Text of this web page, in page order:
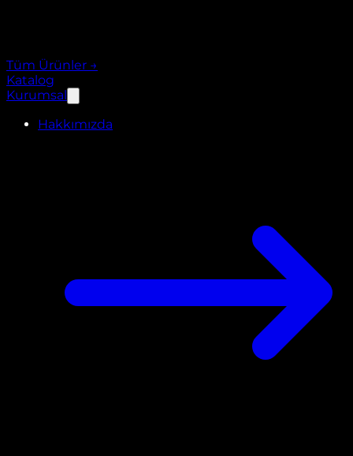
Tüm Ürünler →
Katalog
Kurumsal
Hakkımızda